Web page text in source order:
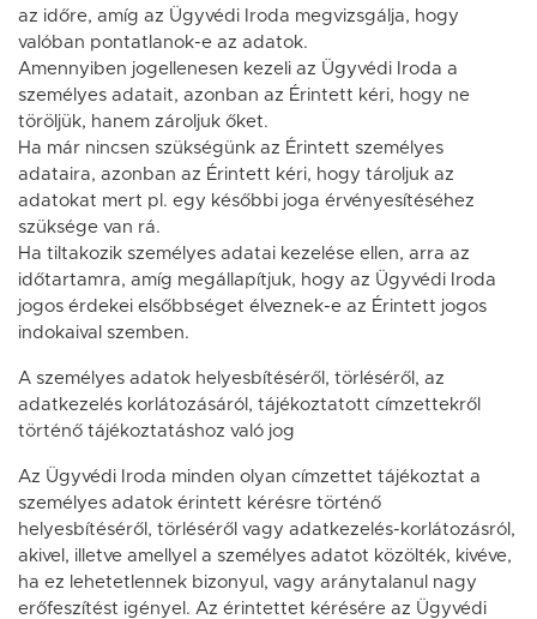
az időre, amíg az Ügyvédi Iroda megvizsgálja, hogy
valóban pontatlanok-e az adatok.
Amennyiben jogellenesen kezeli az Ügyvédi Iroda a
személyes adatait, azonban az Érintett kéri, hogy ne
töröljük, hanem zároljuk őket.
Ha már nincsen szükségünk az Érintett személyes
adataira, azonban az Érintett kéri, hogy tároljuk az
adatokat mert pl. egy későbbi joga érvényesítéséhez
szüksége van rá.
Ha tiltakozik személyes adatai kezelése ellen, arra az
időtartamra, amíg megállapítjuk, hogy az Ügyvédi Iroda
jogos érdekei elsőbbséget élveznek-e az Érintett jogos
indokaival szemben.
A személyes adatok helyesbítéséről, törléséről, az
adatkezelés korlátozásáról, tájékoztatott címzettekről
történő tájékoztatáshoz való jog
Az Ügyvédi Iroda minden olyan címzettet tájékoztat a
személyes adatok érintett kérésre történő
helyesbítéséről, törléséről vagy adatkezelés-korlátozásról,
akivel, illetve amellyel a személyes adatot közölték, kivéve,
ha ez lehetetlennek bizonyul, vagy aránytalanul nagy
erőfeszítést igényel. Az érintettet kérésére az Ügyvédi